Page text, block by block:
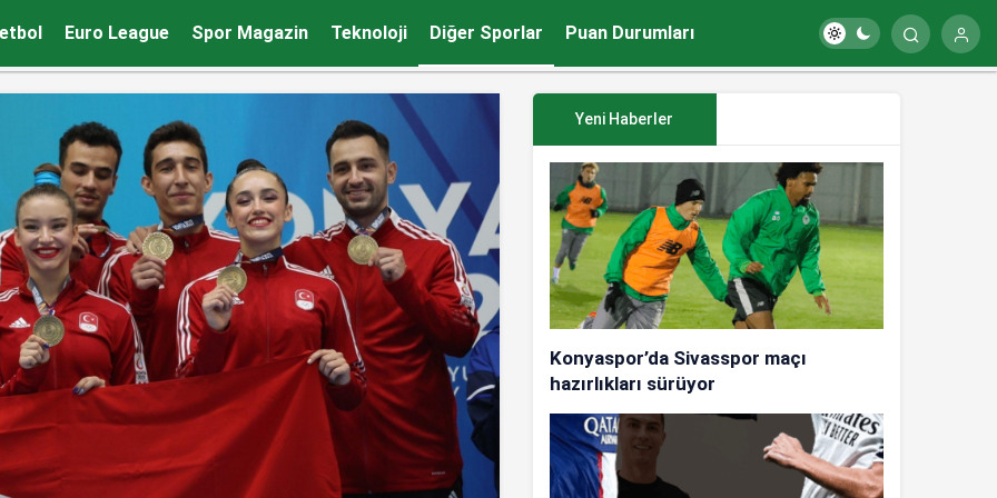
Euro League Spor Magazin Teknoloji Diğer Sporlar Puan Durumları
Yeni Haberler
Konyaspor’da Sivasspor maçı
hazırlıkları sürüyor